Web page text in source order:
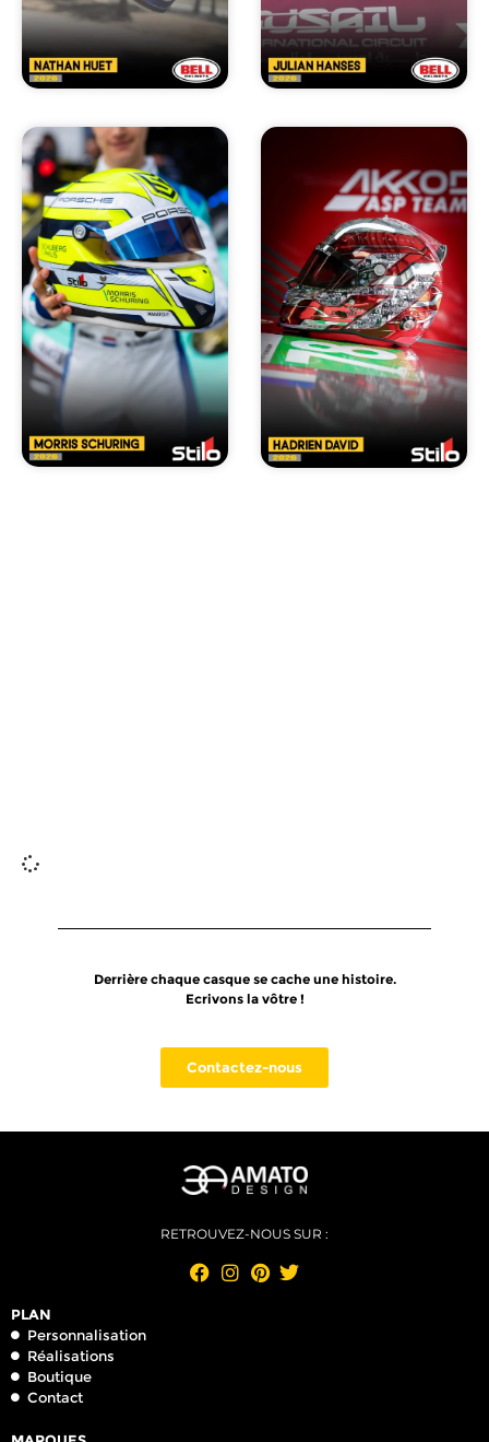
Derrière chaque casque se cache une histoire.
Ecrivons la vôtre !
Contactez-nous
RETROUVEZ-NOUS SUR :
PLAN
Personnalisation
Réalisations
Boutique
Contact